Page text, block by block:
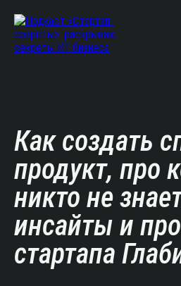
Как создать
продукт, про
никто не
инсайты и
стартапа